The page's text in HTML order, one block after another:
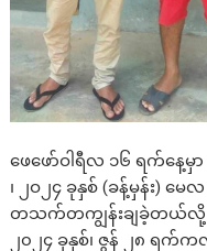
ဖေဖော်ဝါရီလ ၁၆ ရက်နေ့
၊ ၂ဝ၂၄ ခုနှစ် (ခန့်မှန်း) မ
တသက်တကျွန်းချခဲ့တယ်လို့ ထု
၂၀၂၄ ခုနှစ်၊ ဇွန် ၂၈ ရက်က